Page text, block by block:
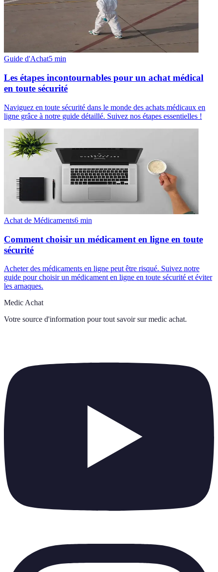
Guide d'Achat5 min
Les étapes incontournables pour un achat médical
en toute sécurité
Naviguez en toute sécurité dans le monde des achats médicaux en
ligne grâce à notre guide détaillé. Suivez nos étapes essentielles !
Achat de Médicaments6 min
Comment choisir un médicament en ligne en toute
sécurité
Acheter des médicaments en ligne peut être risqué. Suivez notre
guide pour choisir un médicament en ligne en toute sécurité et éviter
les arnaques.
Medic Achat
Votre source d'information pour tout savoir sur medic achat.